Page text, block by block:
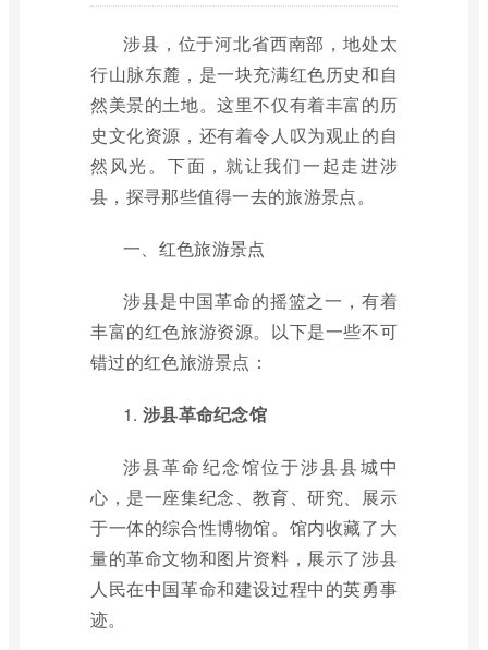
涉县，位于河北省西南部，地处太
行山脉东麓，是一块充满红色历史和自
然美景的土地。这里不仅有着丰富的历
史文化资源，还有着令人叹为观止的自
然风光。下面，就让我们一起走进涉
县，探寻那些值得一去的旅游景点。
一、红色旅游景点
涉县是中国革命的摇篮之一，有着
丰富的红色旅游资源。以下是一些不可
错过的红色旅游景点：
1. 涉县革命纪念馆
涉县革命纪念馆位于涉县县城中
心，是一座集纪念、教育、研究、展示
于一体的综合性博物馆。馆内收藏了大
量的革命文物和图片资料，展示了涉县
人民在中国革命和建设过程中的英勇事
迹。